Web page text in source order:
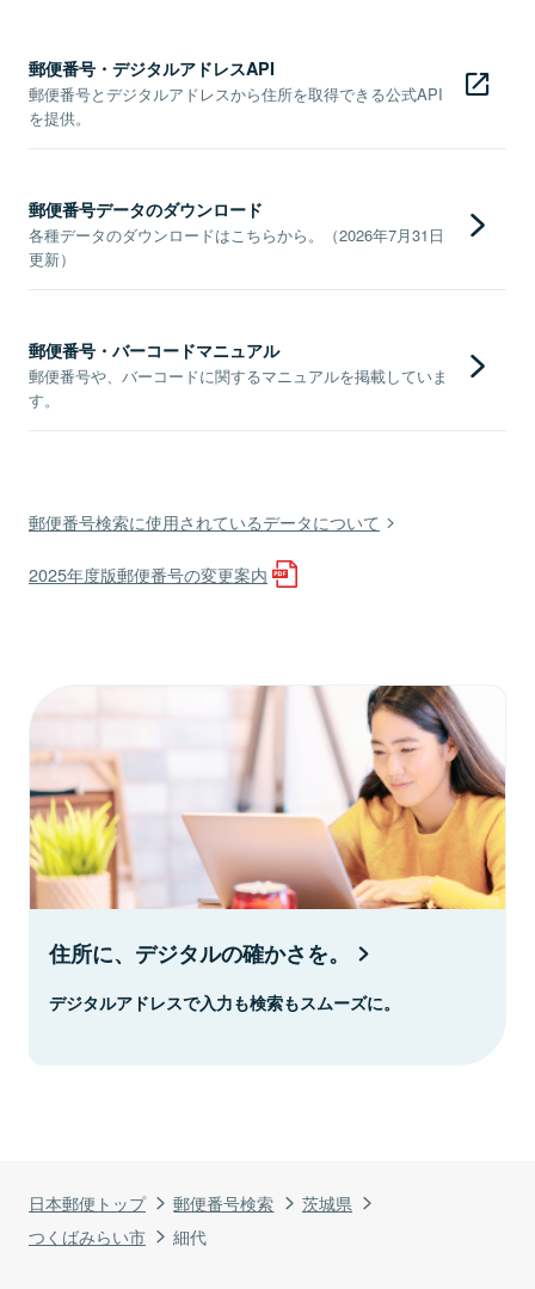
日本郵便トップ 郵便番号検索
茨城県
つくばみらい市
細代
郵便番号・デジタルアドレスAPI
郵便番号とデジタルアドレスから住所を取得できる公式API
を提供。
郵便番号データのダウンロード
各種データのダウンロードはこちらから。（2026年7月31日
更新）
郵便番号・バーコードマニュアル
郵便番号や、バーコードに関するマニュアルを掲載していま
す。
郵便番号検索に使用されているデータについて
2025年度版郵便番号の変更案内
住所に、デジタルの確かさを。
デジタルアドレスで入力も検索もスムーズに。